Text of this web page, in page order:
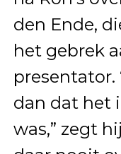
den Ende,
het gebrek
presentator.
dan dat het
was,” zegt